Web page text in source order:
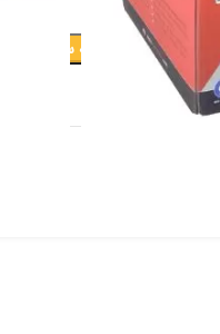
افزودن به سبد خرید